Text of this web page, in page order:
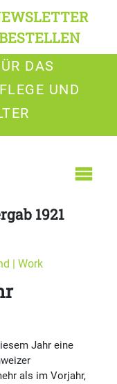
DAS
UND
1921
| Work
Jahr eine
als im Vorjahr,